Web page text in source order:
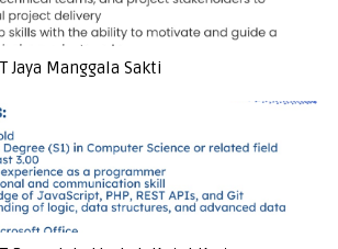
Jaya Manggala Sakti